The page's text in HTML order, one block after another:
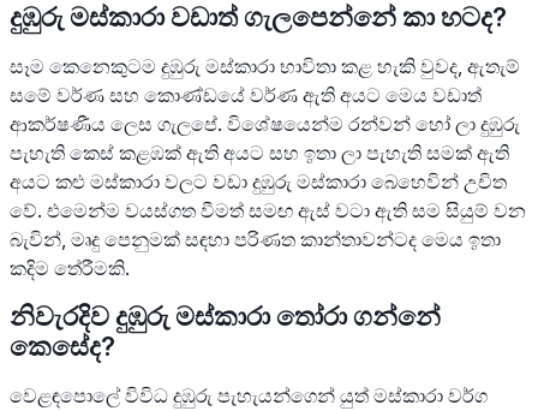
දුඹුරු මස්කාරා වඩාත් ගැලපෙන්නේ කා හටද?
සෑම කෙනෙකුටම දුඹුරු මස්කාරා භාවිතා කළ හැකි වුවද, ඇතැම්
සමේ වර්ණ සහ කොණ්ඩයේ වර්ණ ඇති අයට මෙය වඩාත්
ආකර්ෂණීය ලෙස ගැලපේ. විශේෂයෙන්ම රන්වන් හෝ ලා දුඹුරු
පැහැති කෙස් කළඹක් ඇති අයට සහ ඉතා ලා පැහැති සමක් ඇති
අයට කළු මස්කාරා වලට වඩා දුඹුරු මස්කාරා බෙහෙවින් උචිත
වේ. එමෙන්ම වයස්ගත වීමත් සමඟ ඇස් වටා ඇති සම සියුම් වන
බැවින්, මෘදු පෙනුමක් සඳහා පරිණත කාන්තාවන්ටද මෙය ඉතා
කදිම තේරීමකි.
නිවැරදිව දුඹුරු මස්කාරා තෝරා ගන්නේ
කෙසේද?
වෙළඳපොලේ විවිධ දුඹුරු පැහැයන්ගෙන් යුත් මස්කාරා වර්ග